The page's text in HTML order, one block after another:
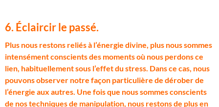
6. Éclaircir le passé.
Plus nous restons reliés à l’énergie divine, plus nous sommes
intensément conscients des moments où nous perdons ce
lien, habituellement sous l’effet du stress. Dans ce cas, nous
pouvons observer notre façon particulière de dérober de
l’énergie aux autres. Une fois que nous sommes conscients
de nos techniques de manipulation, nous restons de plus en